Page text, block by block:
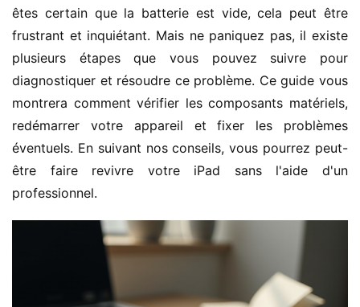
êtes certain que la batterie est vide, cela peut être
frustrant et inquiétant. Mais ne paniquez pas, il existe
plusieurs étapes que vous pouvez suivre pour
diagnostiquer et résoudre ce problème. Ce guide vous
montrera comment vérifier les composants matériels,
redémarrer votre appareil et fixer les problèmes
éventuels. En suivant nos conseils, vous pourrez peut-
être faire revivre votre iPad sans l'aide d'un
professionnel.